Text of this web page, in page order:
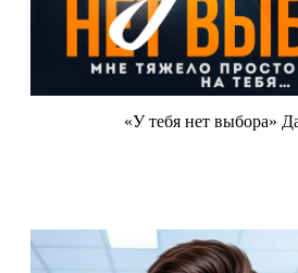
«У тебя нет выбора»